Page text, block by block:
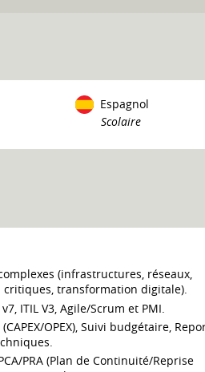
Espagnol
Scolaire
(infrastructures, réseaux,
transformation digitale).
ITIL V3, Agile/Scrum et PMI.
OPEX), Suivi budgétaire,
PRA (Plan de Continuité/Reprise